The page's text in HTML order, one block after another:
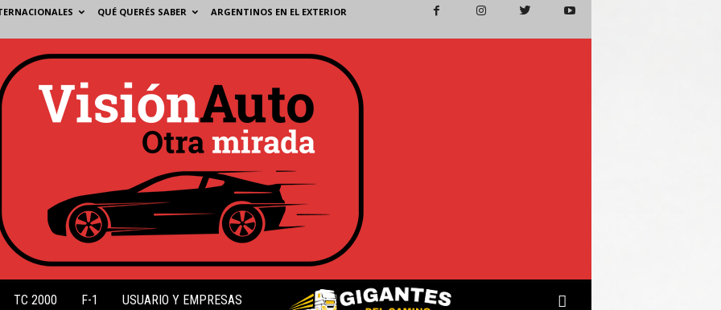
QUÉ QUERÉS SABER ARGENTINOS EN EL EXTERIOR
TC 2000 F-1 USUARIO Y EMPRESAS